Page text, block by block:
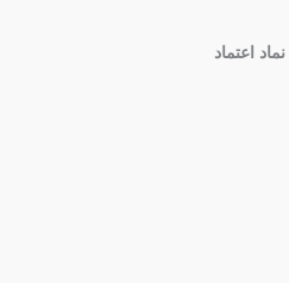
نماد اعتماد